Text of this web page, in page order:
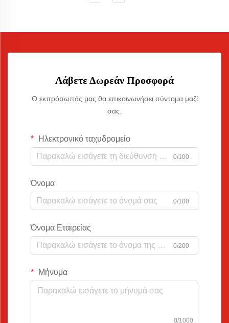
Λάβετε Δωρεάν Προσφορά
Ο εκπρόσωπός μας θα επικοινωνήσει σύντομα μαζί
σας.
Ηλεκτρονικό ταχυδρομείο
0/100
Όνομα
0/100
Όνομα Εταιρείας
0/200
Μήνυμα
0/1000